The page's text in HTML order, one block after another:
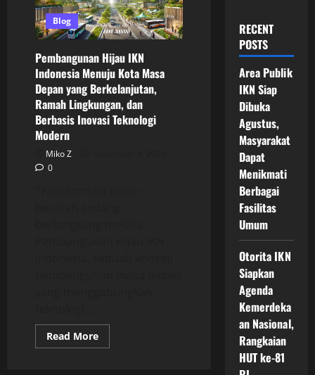
Blog
Pembangunan Hijau IKN
Indonesia Menuju Kota Masa
Depan yang Berkelanjutan,
Ramah Lingkungan, dan
Berbasis Inovasi Teknologi
Modern
Miko Z
0
Read MoreRead
more
RECENT
POSTS
Area Publik
IKN Siap
Dibuka
Agustus,
Masyarakat
Dapat
Menikmati
Berbagai
Fasilitas
Umum
Otorita IKN
Siapkan
Agenda
Kemerdeka
an Nasional,
Rangkaian
HUT ke-81